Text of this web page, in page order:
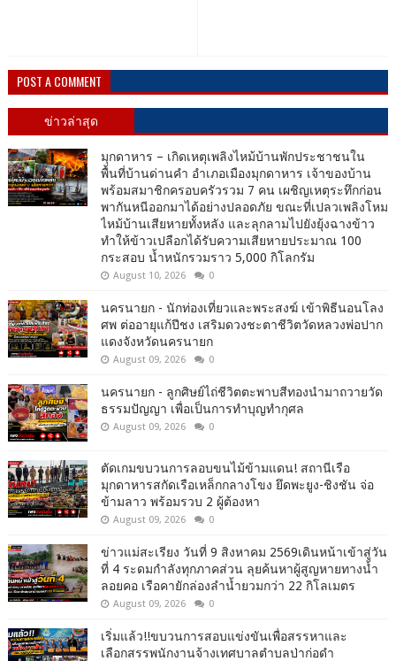
POST A COMMENT
ข่าวล่าสุด
มุกดาหาร – เกิดเหตุเพลิงไหม้บ้านพักประชาชนใน
พื้นที่บ้านด่านคำ อำเภอเมืองมุกดาหาร เจ้าของบ้าน
พร้อมสมาชิกครอบครัวรวม 7 คน เผชิญเหตุระทึกก่อน
พากันหนีออกมาได้อย่างปลอดภัย ขณะที่เปลวเพลิงโหม
ไหม้บ้านเสียหายทั้งหลัง และลุกลามไปยังยุ้งฉางข้าว
ทำให้ข้าวเปลือกได้รับความเสียหายประมาณ 100
กระสอบ น้ำหนักรวมราว 5,000 กิโลกรัม
August 10, 2026 0
นครนายก - นักท่องเที่ยวและพระสงฆ์ เข้าพิธีนอนโลง
ศพ ต่ออายุแก้ปีชง เสริมดวงชะตาชีวิตวัดหลวงพ่อปาก
แดงจังหวัดนครนายก
August 09, 2026 0
นครนายก - ลูกศิษย์ไถ่ชีวิตตะพาบสีทองนำมาถวายวัด
ธรรมปัญญา เพื่อเป็นการทำบุญทำกุศล
August 09, 2026 0
ตัดเกมขบวนการลอบขนไม้ข้ามแดน! สถานีเรือ
มุกดาหารสกัดเรือเหล็กกลางโขง ยึดพะยูง-ชิงชัน จ่อ
ข้ามลาว พร้อมรวบ 2 ผู้ต้องหา
August 09, 2026 0
ข่าวแม่สะเรียง วันที่ 9 สิงหาคม 2569เดินหน้าเข้าสู่วัน
ที่ 4 ระดมกำลังทุกภาคส่วน ลุยค้นหาผู้สูญหายทางน้ำ
ลอยคอ เรือคายักล่องลำน้ำยวมกว่า 22 กิโลเมตร
August 09, 2026 0
เริ่มแล้ว!!ขบวนการสอบแข่งขันเพื่อสรรหาและ
เลือกสรรพนักงานจ้างเทศบาลตำบลป่าก่อดำ